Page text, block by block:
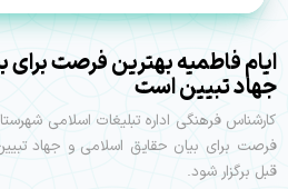
ایام فاطمیه بهترین فرصت برای
جهاد تبیین است
کارشناس فرهنگی اداره تبلیغات اسلامی
فرصت برای بیان حقایق اسلامی و جهاد
قبل برگزار شود.